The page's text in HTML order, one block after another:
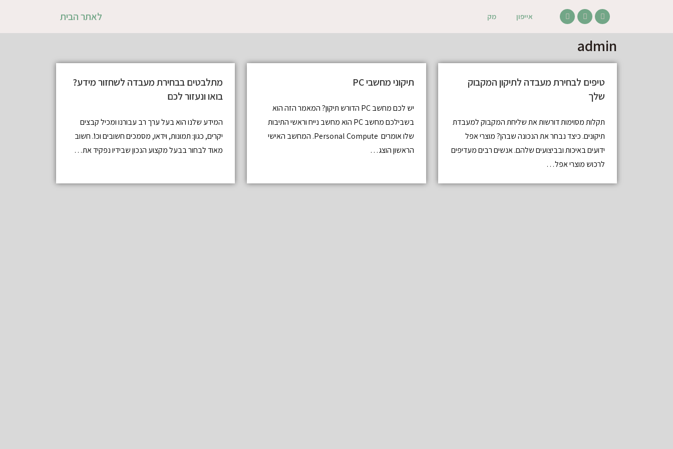
אייפון מק לאתר הבית
admin
טיפים לבחירת מעבדה לתיקון המקבוק
שלך
תקלות מסוימות דורשות את שליחת המקבוק למעבדת
תיקונים. כיצד נבחר את הנכונה שבהן? מוצרי אפל
ידועים באיכות ובביצועים שלהם. אנשים רבים מעדיפים
לרכוש מוצרי אפל…
תיקוני מחשבי PC
יש לכם מחשב PC הדורש תיקון? המאמר הזה הוא
בשבילכם מחשב PC הוא מחשב נייח וראשי התיבות
שלו אומרים Personal Compute. המחשב האישי
הראשון הוצג…
מתלבטים בבחירת מעבדה לשחזור מידע?
בואו ונעזור לכם
המידע שלנו הוא בעל ערך רב עבורנו ומכיל קבצים
יקרים, כגון: תמונות, וידאו, מסמכים חשובים וכו'. חשוב
מאוד לבחור בבעל מקצוע הנכון שבידיו נפקיד את…